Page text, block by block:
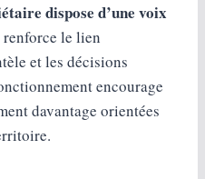
dispose d’une voix
renforce le lien
et les décisions
encourage
davantage orientées